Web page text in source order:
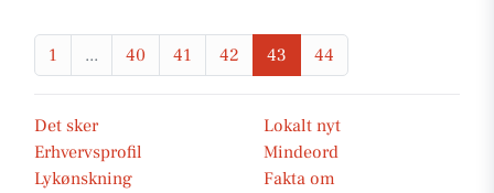
1 ... 40 41 42 43 44
Det sker
Lokalt nyt
Erhvervsprofil
Mindeord
Lykønskning
Fakta om